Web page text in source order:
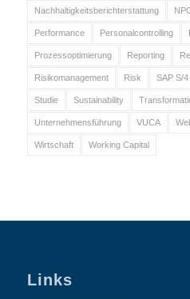
Nachhaltigkeitsberichterstattung
Performance Personalcontrolling
Prozessoptimierung Reporting
Risikomanagement Risk SAP S/
Studie Sustainability
Unternehmensführung VUCA
Wirtschaft Working Capital
Links